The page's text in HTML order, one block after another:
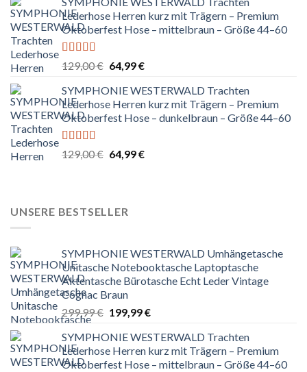
war:
299,99 €
ist:
199,99 €.
Lederhose Herren kurz mit Trägern – Premium
Oktoberfest Hose – mittelbraun – Größe 44–60
Bewertet
5.00
5
129,00€ Ursprünglicher
war:
129,00 €
64,99€Aktueller
ist:
64,99 €.
SYMPHONIE WESTERWALD Trachten
Lederhose Herren kurz mit Trägern – Premium
Oktoberfest Hose – dunkelbraun – Größe 44–60
Bewertet
5.00
129,00€ Ursprünglicher
64,99€Aktueller
UNSERE BESTSELLER
SYMPHONIE WESTERWALD Umhängetasche
Unitasche Notebooktasche Laptoptasche
Aktentasche Bürotasche Echt Leder Vintage
Cognac Braun
299,99€ Ursprünglicher
war:
299,99 €
199,99€Aktueller
ist:
199,99 €.
SYMPHONIE WESTERWALD Trachten
Lederhose Herren kurz mit Trägern – Premium
Oktoberfest Hose – mittelbraun – Größe 44–60